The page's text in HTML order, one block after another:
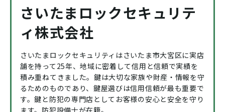
さいたまロックセキュリテ
ィ株式会社
さいたまロックセキュリティはさいたま市大宮区に実店
舗を持って25年、地域に密着して信用と信頼で実績を
積み重ねてきました。鍵は大切な家族や財産・情報を守
るためのものであり、鍵屋選びは信用信頼が最も重要で
す。鍵と防犯の専門店としてお客様の安心と安全を守り
ます。防犯設備士が在籍。